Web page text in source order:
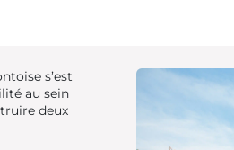
s’est
au sein
deux